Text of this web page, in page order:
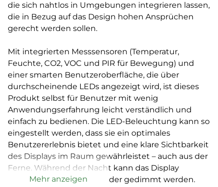
die sich nahtlos in Umgebungen integrieren lassen,
die in Bezug auf das Design hohen Ansprüchen
gerecht werden sollen.
Mit integrierten Messsensoren (Temperatur,
Feuchte, CO2, VOC und PIR für Bewegung) und
einer smarten Benutzeroberfläche, die über
durchscheinende LEDs angezeigt wird, ist dieses
Produkt selbst für Benutzer mit wenig
Anwendungserfahrung leicht verständlich und
einfach zu bedienen. Die LED-Beleuchtung kann so
eingestellt werden, dass sie ein optimales
Benutzererlebnis bietet und eine klare Sichtbarkeit
des Displays im Raum gewährleistet – auch aus der
Ferne. Während der Nacht kann das Display
komplett ausgeschaltet oder gedimmt werden.
Mehr anzeigen